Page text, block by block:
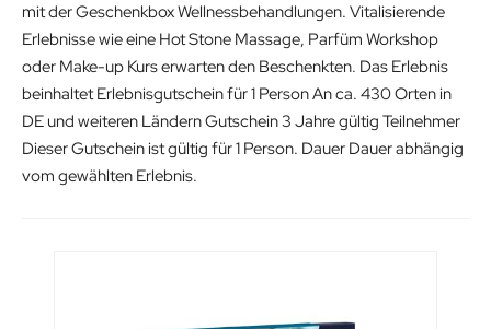
mit der Geschenkbox Wellnessbehandlungen. Vitalisierende
Erlebnisse wie eine Hot Stone Massage, Parfüm Workshop
oder Make-up Kurs erwarten den Beschenkten. Das Erlebnis
beinhaltet Erlebnisgutschein für 1 Person An ca. 430 Orten in
DE und weiteren Ländern Gutschein 3 Jahre gültig Teilnehmer
Dieser Gutschein ist gültig für 1 Person. Dauer Dauer abhängig
vom gewählten Erlebnis.